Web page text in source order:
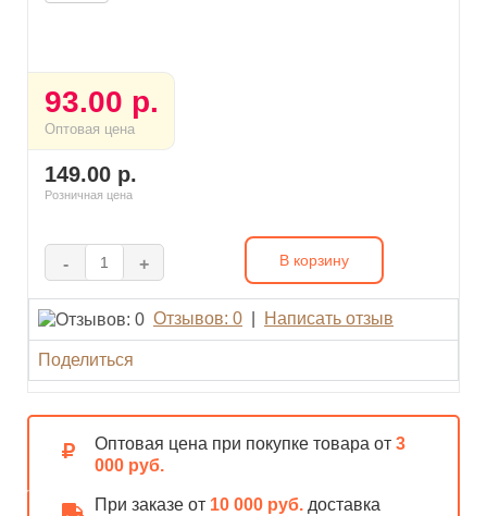
93.00 р.
Оптовая цена
149.00 р.
Розничная цена
- + В корзину
Отзывов: 0 Написать отзыв
Поделиться
Оптовая цена при покупке товара от 3
000 руб.
При заказе от 10 000 руб. доставка